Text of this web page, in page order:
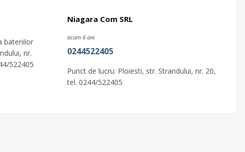
bateriilor
nr.
522405
Niagara Com SRL
acum 6 ani
0244522405
Punct de lucru: Ploiesti, str. Strandului, nr. 20,
tel. 0244/522405